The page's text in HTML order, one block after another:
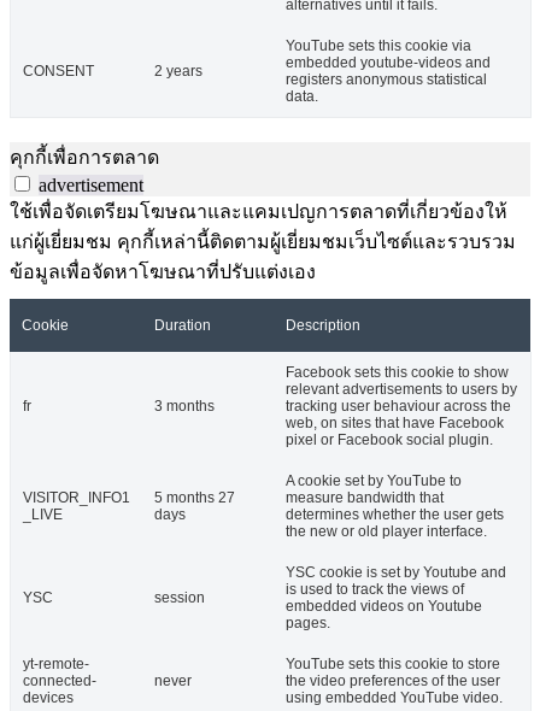
alternatives until it fails.
CONSENT 2 years
YouTube sets this cookie via
embedded youtube-videos and
registers anonymous statistical
data.
คุกกี้เพื่อการตลาด
advertisement
ใช้เพื่อจัดเตรียมโฆษณาและแคมเปญการตลาดที่เกี่ยวข้องให้
แก่ผู้เยี่ยมชม คุกกี้เหล่านี้ติดตามผู้เยี่ยมชมเว็บไซต์และรวบรวม
ข้อมูลเพื่อจัดหาโฆษณาที่ปรับแต่งเอง
Cookie Duration Description
fr 3 months
Facebook sets this cookie to show
relevant advertisements to users by
tracking user behaviour across the
web, on sites that have Facebook
pixel or Facebook social plugin.
VISITOR_INFO1
_LIVE
5 months 27
days
A cookie set by YouTube to
measure bandwidth that
determines whether the user gets
the new or old player interface.
YSC session
YSC cookie is set by Youtube and
is used to track the views of
embedded videos on Youtube
pages.
yt-remote-
connected-
devices
never
YouTube sets this cookie to store
the video preferences of the user
using embedded YouTube video.